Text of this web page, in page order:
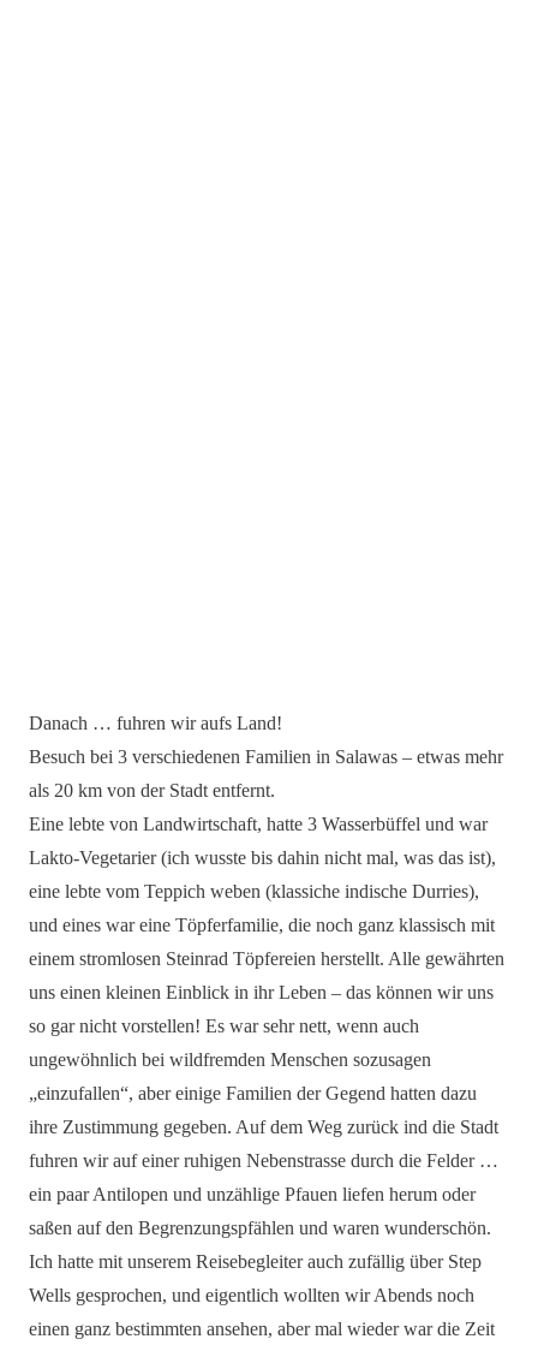
Danach … fuhren wir aufs Land!
Besuch bei 3 verschiedenen Familien in Salawas – etwas mehr
als 20 km von der Stadt entfernt.
Eine lebte von Landwirtschaft, hatte 3 Wasserbüffel und war
Lakto-Vegetarier (ich wusste bis dahin nicht mal, was das ist),
eine lebte vom Teppich weben (klassiche indische Durries),
und eines war eine Töpferfamilie, die noch ganz klassisch mit
einem stromlosen Steinrad Töpfereien herstellt. Alle gewährten
uns einen kleinen Einblick in ihr Leben – das können wir uns
so gar nicht vorstellen! Es war sehr nett, wenn auch
ungewöhnlich bei wildfremden Menschen sozusagen
„einzufallen“, aber einige Familien der Gegend hatten dazu
ihre Zustimmung gegeben. Auf dem Weg zurück ind die Stadt
fuhren wir auf einer ruhigen Nebenstrasse durch die Felder …
ein paar Antilopen und unzählige Pfauen liefen herum oder
saßen auf den Begrenzungspfählen und waren wunderschön.
Ich hatte mit unserem Reisebegleiter auch zufällig über Step
Wells gesprochen, und eigentlich wollten wir Abends noch
einen ganz bestimmten ansehen, aber mal wieder war die Zeit